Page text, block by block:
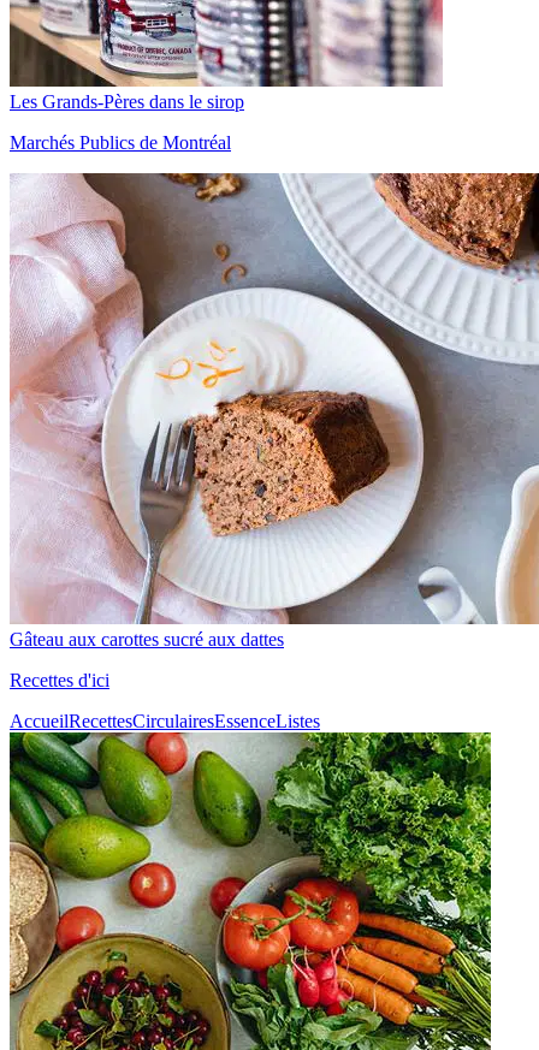
Les Grands-Pères dans le sirop
Marchés Publics de Montréal
Gâteau aux carottes sucré aux dattes
Recettes d'ici
AccueilRecettesCirculairesEssenceListes